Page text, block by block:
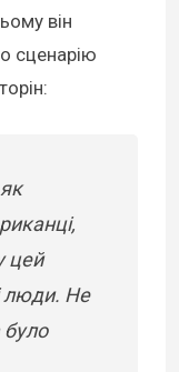
він
сценарію
цей
люди. Не
було